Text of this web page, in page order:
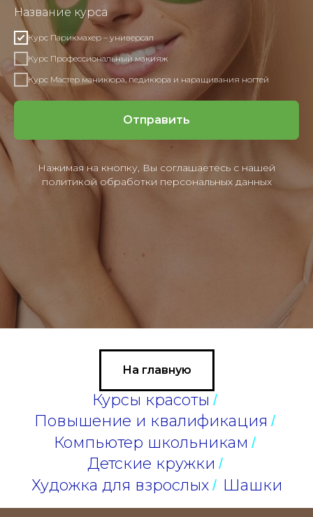
Название курса
Курс Парикмахер – универсал
Курс Профессиональный макияж
Курс Мастер маникюра, педикюра и наращивания ногтей
Отправить
Нажимая на кнопку, Вы соглашаетесь с нашей
политикой обработки персональных данных
На главную
Курсы красоты /
Повышение и квалификация /
Компьютер школьникам /
Детские кружки /
Художка для взрослых / Шашки